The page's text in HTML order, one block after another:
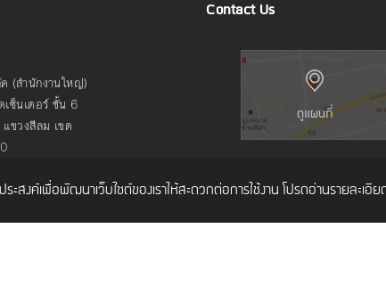
Contact Us
(สำนักงานใหญ่)
ซ็นเตอร์ ชั้น 6
ขวงสีลม เขต
ะสงค์เพื่อพัฒนาเว็บไซต์ของเราให้สะดวกต่อการใช้งาน โปรดอ่านรายละเอีย